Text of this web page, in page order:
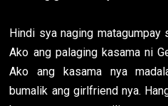
Hindi sya naging
Ako ang palaging kasama ni
Ako ang kasama nya
bumalik ang girlfriend nya.